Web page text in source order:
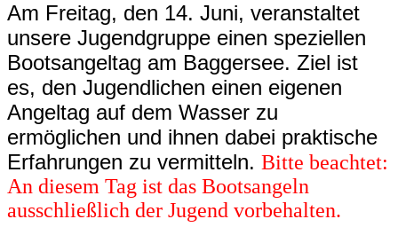
Am Freitag, den 14. Juni, veranstaltet
unsere Jugendgruppe einen speziellen
Bootsangeltag am Baggersee. Ziel ist
es, den Jugendlichen einen eigenen
Angeltag auf dem Wasser zu
ermöglichen und ihnen dabei praktische
Erfahrungen zu vermitteln. Bitte beachtet:
An diesem Tag ist das Bootsangeln
ausschließlich der Jugend vorbehalten.